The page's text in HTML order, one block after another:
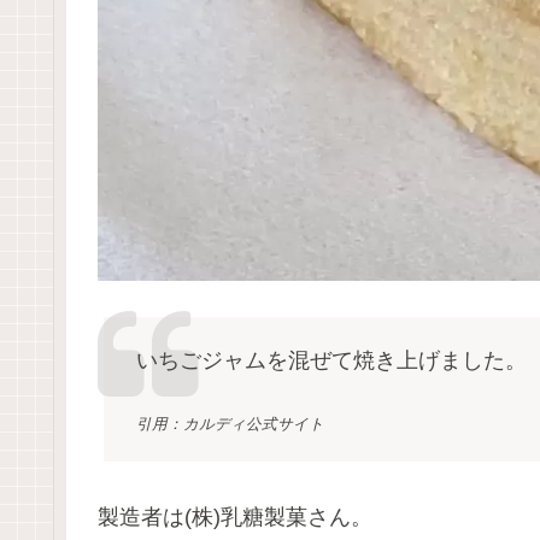
いちごジャムを混ぜて焼き上げました
引用：カルディ公式サイト
製造者は(株)乳糖製菓さん。